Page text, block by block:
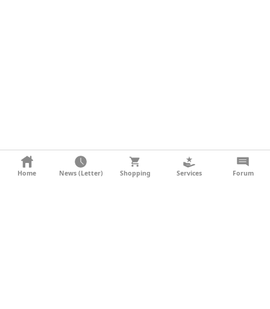
KONTAKT
Home News (Letter) Shopping Services Forum